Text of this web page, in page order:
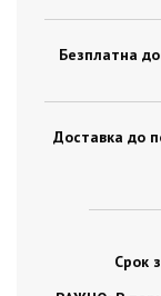
Безплатна
Доставка до
Срок